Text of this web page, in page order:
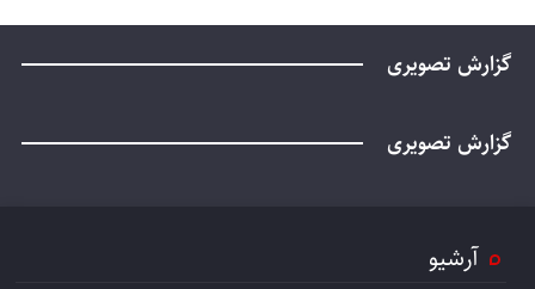
گزارش تصویری
گزارش تصویری
آرشیو